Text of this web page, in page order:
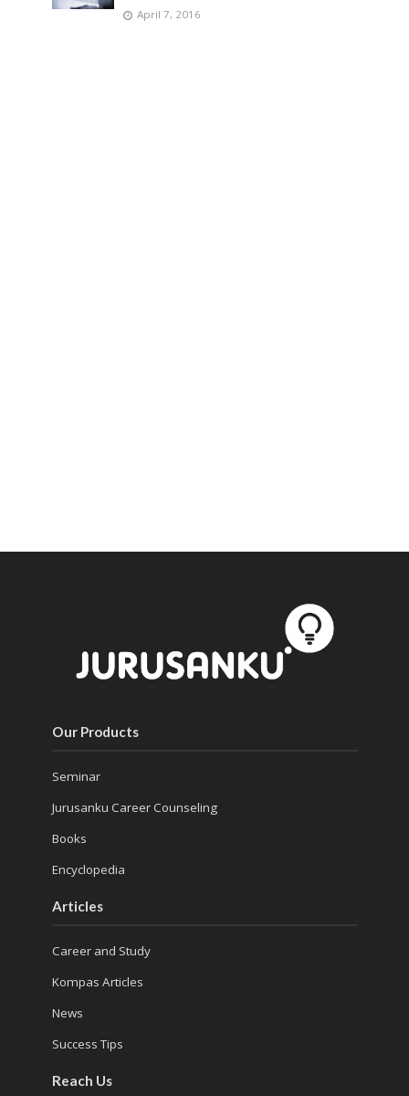
April 7, 2016
Our Products
Seminar
Jurusanku Career Counseling
Books
Encyclopedia
Articles
Career and Study
Kompas Articles
News
Success Tips
Reach Us